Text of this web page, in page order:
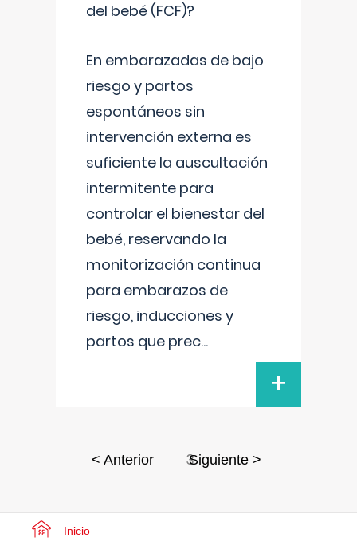
del bebé (FCF)?
En embarazadas de bajo
riesgo y partos
espontáneos sin
intervención externa es
suficiente la auscultación
intermitente para
controlar el bienestar del
bebé, reservando la
monitorización continua
para embarazos de
riesgo, inducciones y
partos que prec...
+
< Anterior 3Siguiente >
Inicio